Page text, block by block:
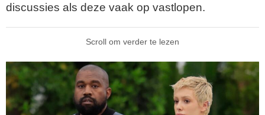
discussies als deze vaak op vastlopen.
Scroll om verder te lezen